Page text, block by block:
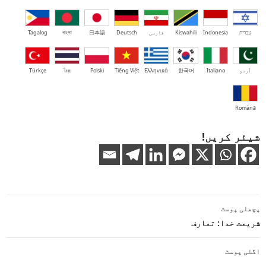
עברית Indonesia
Kiswahili فارسی Deutsch
日本語
বাংলা
Tagalog
اُردو Italiano
한국어
Ελληνικά
Tiếng Việt
Polski
ไทย
Türkçe
Română
شیئر کریں!
پوسٹوں
کی
نیویگیشن
پچھلی پوسٹ
شریعت خدا: تعارف
اگلی پوسٹ